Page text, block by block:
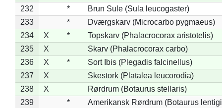
232
*
Brun Sule (Sula leucogaster)
233
*
Dværgskarv (Microcarbo pygmaeus)
234
X *
Topskarv (Phalacrocorax aristotelis)
235
X
Skarv (Phalacrocorax carbo)
236
X *
Sort Ibis (Plegadis falcinellus)
237
X
Skestork (Platalea leucorodia)
238
X
Rørdrum (Botaurus stellaris)
239
*
Amerikansk Rørdrum (Botaurus